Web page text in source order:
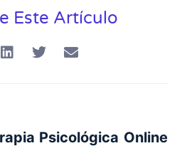
Este Artículo
Psicológica Online